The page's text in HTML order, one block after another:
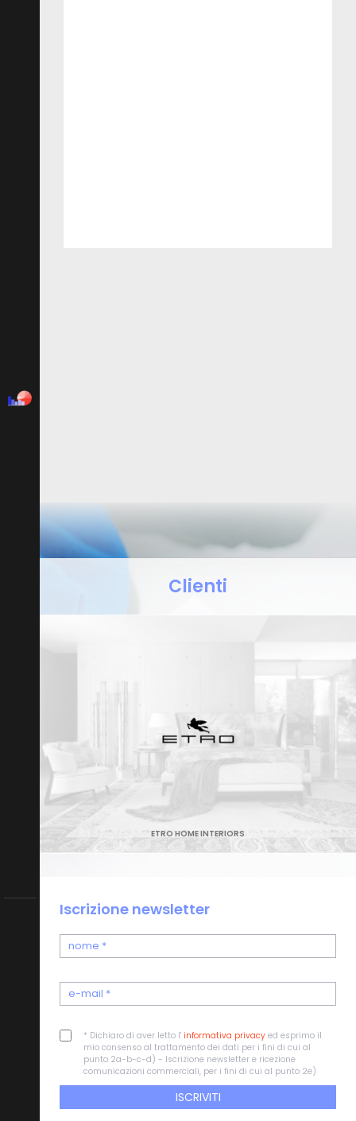
Clienti
ETRO HOME INTERIORS
Iscrizione newsletter
* Dichiaro di aver letto l' informativa privacy ed esprimo il
mio consenso al trattamento dei dati per i fini di cui al
punto 2a-b-c-d) - Iscrizione newsletter e ricezione
comunicazioni commerciali, per i fini di cui al punto 2e)
ISCRIVITI